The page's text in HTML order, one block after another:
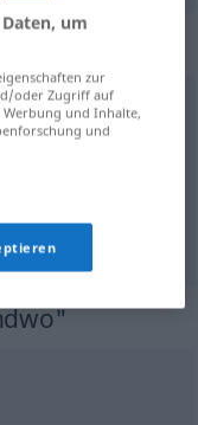
um
zur
oder Zugriff auf
und Inhalte,
und